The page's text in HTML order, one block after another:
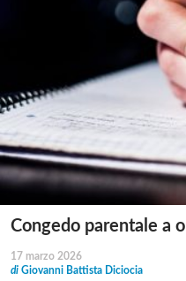
Congedo parentale a
17 marzo 2026
di Giovanni Battista Diciocia